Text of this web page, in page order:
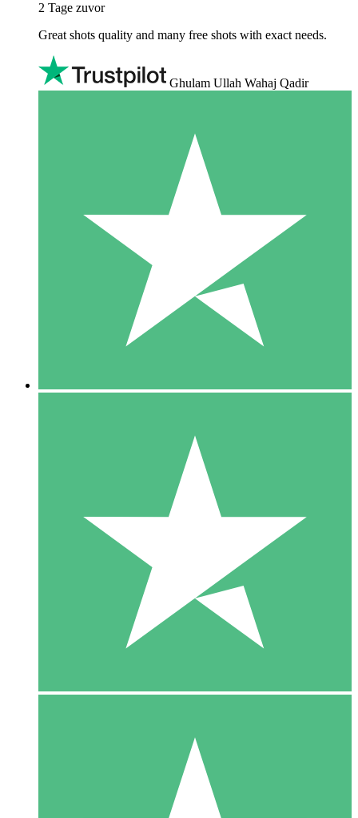
2 Tage zuvor
Great shots quality and many free shots with exact needs.
Ghulam Ullah Wahaj Qadir